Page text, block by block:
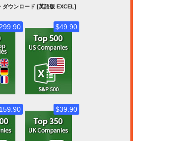
ダウンロード [英語版 EXCEL]
$49.90
$39.90